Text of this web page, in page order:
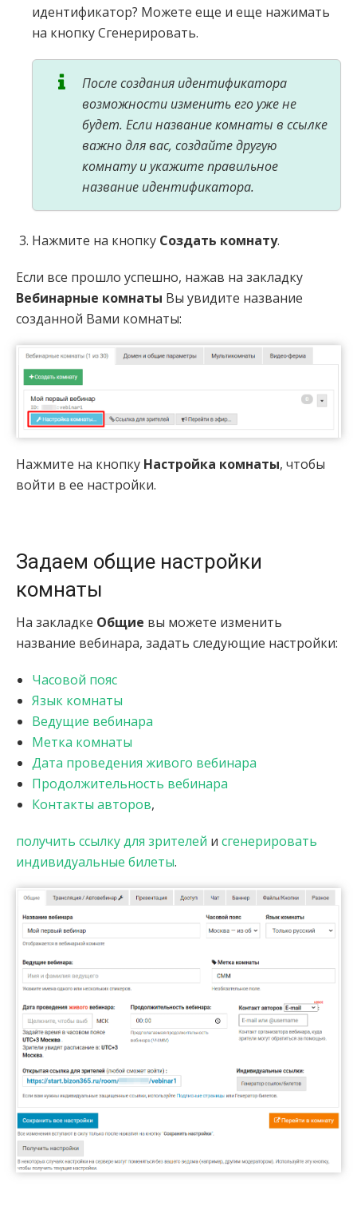
идентификатор? Можете еще и еще нажимать
на кнопку Сгенерировать.
После создания идентификатора
возможности изменить его уже не
будет. Если название комнаты в ссылке
важно для вас, создайте другую
комнату и укажите правильное
название идентификатора.
Нажмите на кнопку Создать комнату.
Если все прошло успешно, нажав на закладку
Вебинарные комнаты Вы увидите название
созданной Вами комнаты:
Нажмите на кнопку Настройка комнаты, чтобы
войти в ее настройки.
Задаем общие настройки
комнаты
На закладке Общие вы можете изменить
название вебинара, задать следующие настройки:
Часовой пояс
Язык комнаты
Ведущие вебинара
Метка комнаты
Дата проведения живого вебинара
Продолжительность вебинара
Контакты авторов,
получить ссылку для зрителей и сгенерировать
индивидуальные билеты.